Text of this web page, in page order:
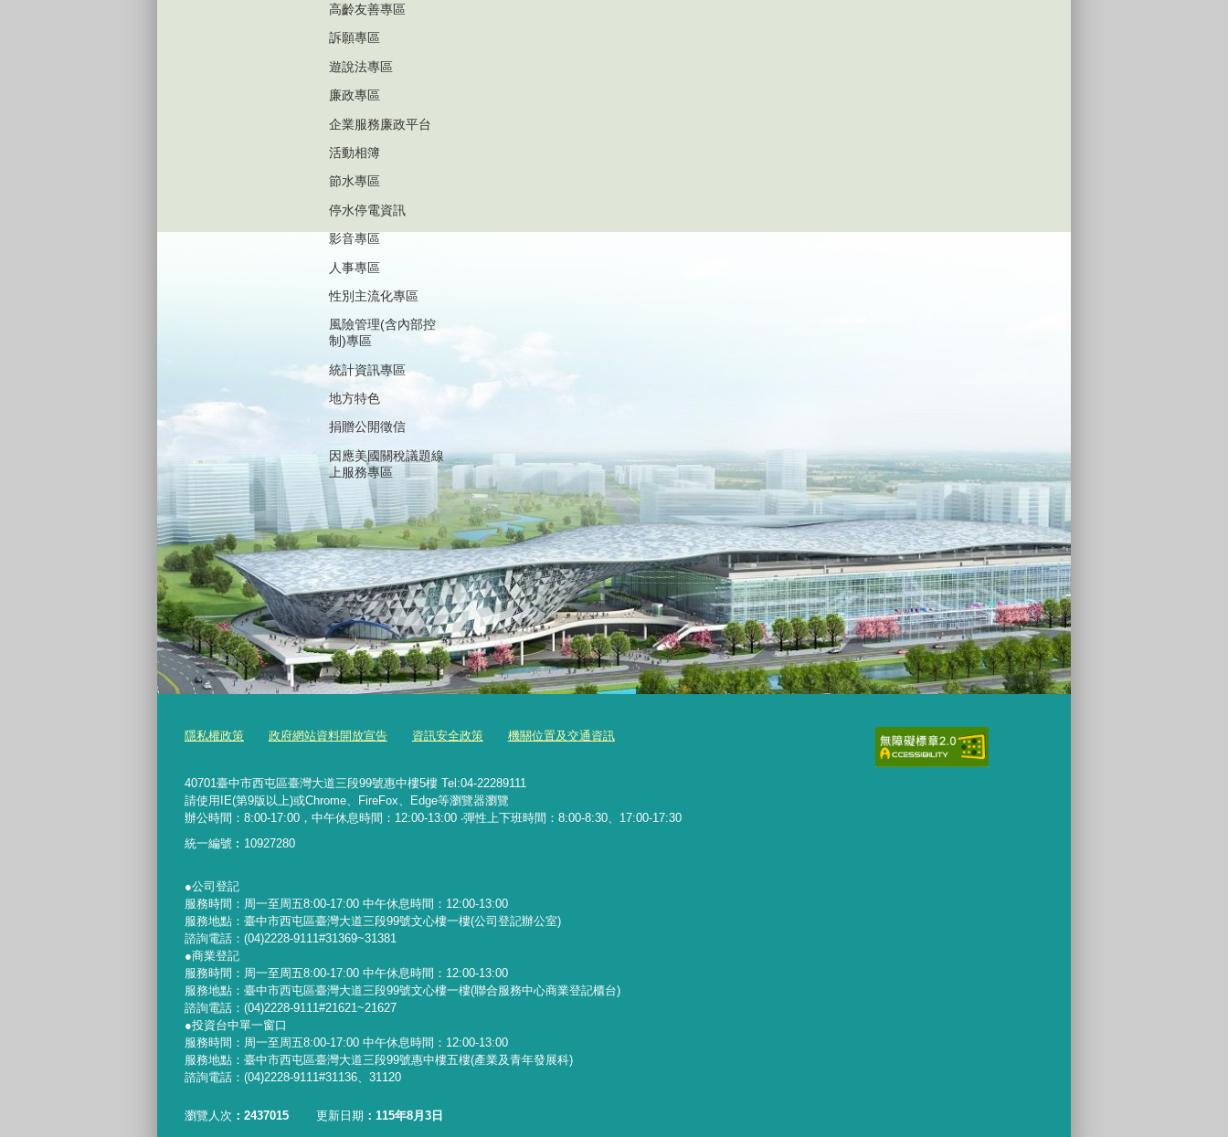
高齡友善專區
訴願專區
遊說法專區
廉政專區
企業服務廉政平台
活動相簿
節水專區
停水停電資訊
影音專區
人事專區
性別主流化專區
風險管理(含內部控
制)專區
統計資訊專區
地方特色
捐贈公開徵信
因應美國關稅議題線
上服務專區
隱私權政策 政府網站資料開放宣告 資訊安全政策 機關位置及交通資訊
40701臺中市西屯區臺灣大道三段99號惠中樓5樓 Tel:04-22289111
請使用IE(第9版以上)或Chrome、FireFox、Edge等瀏覽器瀏覽
辦公時間：8:00-17:00，中午休息時間：12:00-13:00 ‧彈性上下班時間：8:00-8:30、17:00-17:30
統一編號︰ 10927280
●公司登記
服務時間：周一至周五8:00-17:00 中午休息時間：12:00-13:00
服務地點：臺中市西屯區臺灣大道三段99號文心樓一樓(公司登記辦公室)
諮詢電話：(04)2228-9111#31369~31381
●商業登記
服務時間：周一至周五8:00-17:00 中午休息時間：12:00-13:00
服務地點：臺中市西屯區臺灣大道三段99號文心樓一樓(聯合服務中心商業登記櫃台)
諮詢電話：(04)2228-9111#21621~21627
●投資台中單一窗口
服務時間：周一至周五8:00-17:00 中午休息時間：12:00-13:00
服務地點：臺中市西屯區臺灣大道三段99號惠中樓五樓(產業及青年發展科)
諮詢電話：(04)2228-9111#31136、31120
瀏覽人次 2437015 更新日期 115年8月3日